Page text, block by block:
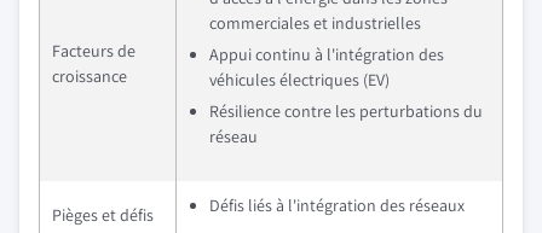
Facteurs de
croissance
commerciales et industrielles
Appui continu à l'intégration des
véhicules électriques (EV)
Résilience contre les perturbations du
réseau
Pièges et défis Défis liés à l'intégration des réseaux